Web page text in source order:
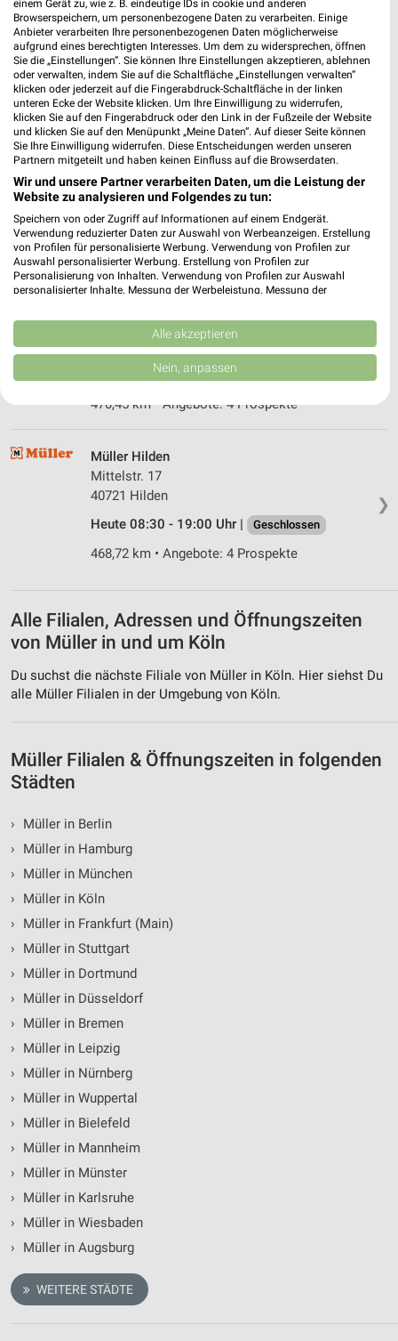
Müller Kerpen-Sindorf
Kerpener Straße 150
50170 Kerpen-Sindorf
Heute 09:00 - 20:00 Uhr | Geschlossen
496,93 km • Angebote: 4 Prospekte
Müller Siegburg
Holzgasse 1
53721 Siegburg
Heute 09:00 - 19:30 Uhr | Geschlossen
468,15 km • Angebote: 4 Prospekte
❯
Rathausallee 16
53757 St. Augustin
Heute 09:00 - 20:00 Uhr |
470,45 km • Angebote: 4 Prospekte
❯
Müller Hilden
Mittelstr. 17
40721 Hilden
Heute 08:30 - 19:00 Uhr |
Geschlossen
468,72 km • Angebote: 4 Prospekte
Alle Filialen, Adressen und Öffnungszeiten
von Müller in und um Köln
Du suchst die nächste Filiale von Müller in Köln. Hier siehst Du
alle Müller Filialen in der Umgebung von Köln.
Müller Filialen & Öffnungszeiten in folgenden
Städten
›
Müller in Berlin
›
Müller in Hamburg
›
Müller in München
›
Müller in Köln
›
Müller in Frankfurt (Main)
›
Müller in Stuttgart
›
Müller in Dortmund
›
Müller in Düsseldorf
›
Müller in Bremen
›
Müller in Leipzig
›
Müller in Nürnberg
›
Müller in Wuppertal
›
Müller in Bielefeld
›
Müller in Mannheim
›
Müller in Münster
›
Müller in Karlsruhe
›
Müller in Wiesbaden
›
Müller in Augsburg
WEITERE STÄDTE
einem Gerät zu, wie z. B. eindeutige IDs in cookie und anderen
Browserspeichern, um personenbezogene Daten zu verarbeiten. Einige
Anbieter verarbeiten Ihre personenbezogenen Daten möglicherweise
aufgrund eines berechtigten Interesses. Um dem zu widersprechen, öffnen
Sie die „Einstellungen“. Sie können Ihre Einstellungen akzeptieren, ablehnen
oder verwalten, indem Sie auf die Schaltfläche „Einstellungen verwalten“
klicken oder jederzeit auf die Fingerabdruck-Schaltfläche in der linken
unteren Ecke der Website klicken. Um Ihre Einwilligung zu widerrufen,
klicken Sie auf den Fingerabdruck oder den Link in der Fußzeile der Website
und klicken Sie auf den Menüpunkt „Meine Daten“. Auf dieser Seite können
Sie Ihre Einwilligung widerrufen. Diese Entscheidungen werden unseren
Partnern mitgeteilt und haben keinen Einfluss auf die Browserdaten.
Wir und unsere Partner verarbeiten Daten, um die Leistung der
Website zu analysieren und Folgendes zu tun:
Speichern von oder Zugriff auf Informationen auf einem Endgerät.
Verwendung reduzierter Daten zur Auswahl von Werbeanzeigen. Erstellung
von Profilen für personalisierte Werbung. Verwendung von Profilen zur
Auswahl personalisierter Werbung. Erstellung von Profilen zur
Personalisierung von Inhalten. Verwendung von Profilen zur Auswahl
personalisierter Inhalte. Messung der Werbeleistung. Messung der
Kombinationen von Daten aus verschiedenen Quellen. Entwicklung und
Verbesserung der Angebote. Verwendung reduzierter Daten zur Auswahl
von Inhalten.
Daten können außerhalb der Europäischen Union weitergegeben und in die
USA gesendet werden.
Website/App.
Wir nutzen Ihre Daten für folgende Zwecke:
IAB-Verarbeitungszwecke:
Speichern von oder Zugriff auf Informationen
auf einem Endgerät
Verwendung reduzierter Daten zur Auswahl von
Erstellung von Profilen für personalisierte
Werbung
personalisierter Werbung
Verwendung von Profilen zur Auswahl
personalisierter Inhalte
Messung der Performance von Inhalten
Kombinationen von Daten aus verschiedenen
Quellen
Entwicklung und Verbesserung der Angebote
Verwendung reduzierter Daten zur Auswahl von
Inhalten
Geräte anhand von aktiv angeforderten
Informationen identifizieren
Nicht-IAB-Verarbeitungszwecke:
Notwendig
Funktional
Alle akzeptieren
Nein, anpassen